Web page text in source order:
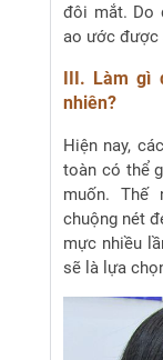
đôi mắt. Do
ao ước được
III. Làm
nhiên?
Hiện nay,
toàn có thể
muốn. Thế
chuộng nét
mực nhiều
sẽ là lựa